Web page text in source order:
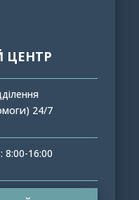
ЦЕНТР
24/7
8:00-16:00